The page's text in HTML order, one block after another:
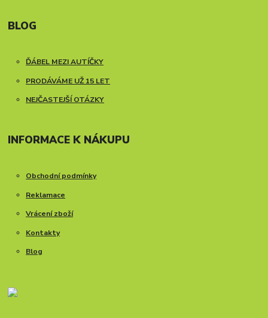
BLOG
ĎÁBEL MEZI AUTÍČKY
PRODÁVÁME UŽ 15 LET
NEJČASTEJŠÍ OTÁZKY
INFORMACE K NÁKUPU
Obchodní podmínky
Reklamace
Vrácení zboží
Kontakty
Blog